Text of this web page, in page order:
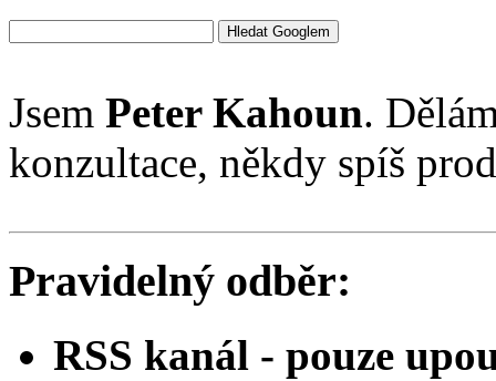
Jsem Peter Kahoun.
konzultace, někdy spíš
Pravidelný odběr:
RSS kanál - pouze